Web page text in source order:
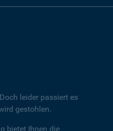
leider passiert es
gestohlen.
bietet Ihnen die